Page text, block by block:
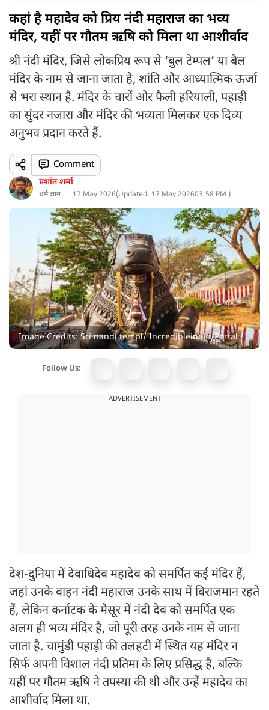
कहां है महादेव को प्रिय नंदी महाराज का भव्य
मंदिर, यहीं पर गौतम ऋषि को मिला था आशीर्वाद
श्री नंदी मंदिर, जिसे लोकप्रिय रूप से ‘बुल टेम्पल’ या बैल
मंदिर के नाम से जाना जाता है, शांति और आध्यात्मिक ऊर्जा
से भरा स्थान है. मंदिर के चारों ओर फैली हरियाली, पहाड़ी
का सुंदर नजारा और मंदिर की भव्यता मिलकर एक दिव्य
अनुभव प्रदान करते हैं.
प्रशांत शर्मा
धर्म ज्ञान 17 May 2026(Updated: 17 May 202603:58 PM )
Comment
Image Credits: Sri nandi templ/ Incredibleindia/Portal
Follow Us:
ADVERTISEMENT
देश-दुनिया में देवाधिदेव महादेव को समर्पित कई मंदिर हैं,
जहां उनके वाहन नंदी महाराज उनके साथ में विराजमान रहते
हैं, लेकिन कर्नाटक के मैसूर में नंदी देव को समर्पित एक
अलग ही भव्य मंदिर है, जो पूरी तरह उनके नाम से जाना
जाता है. चामुंडी पहाड़ी की तलहटी में स्थित यह मंदिर न
सिर्फ अपनी विशाल नंदी प्रतिमा के लिए प्रसिद्ध है, बल्कि
यहीं पर गौतम ऋषि ने तपस्या की थी और उन्हें महादेव का
आशीर्वाद मिला था.